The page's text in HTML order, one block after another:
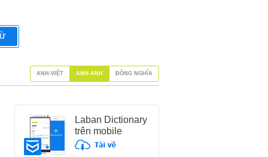
Laban Dictionary
trên mobile
ANH-VIỆT ANH-ANH ĐỒNG NGHĨA